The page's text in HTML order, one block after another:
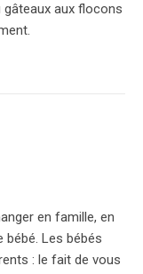
aux flocons
en famille, en
Les bébés
: le fait de vous